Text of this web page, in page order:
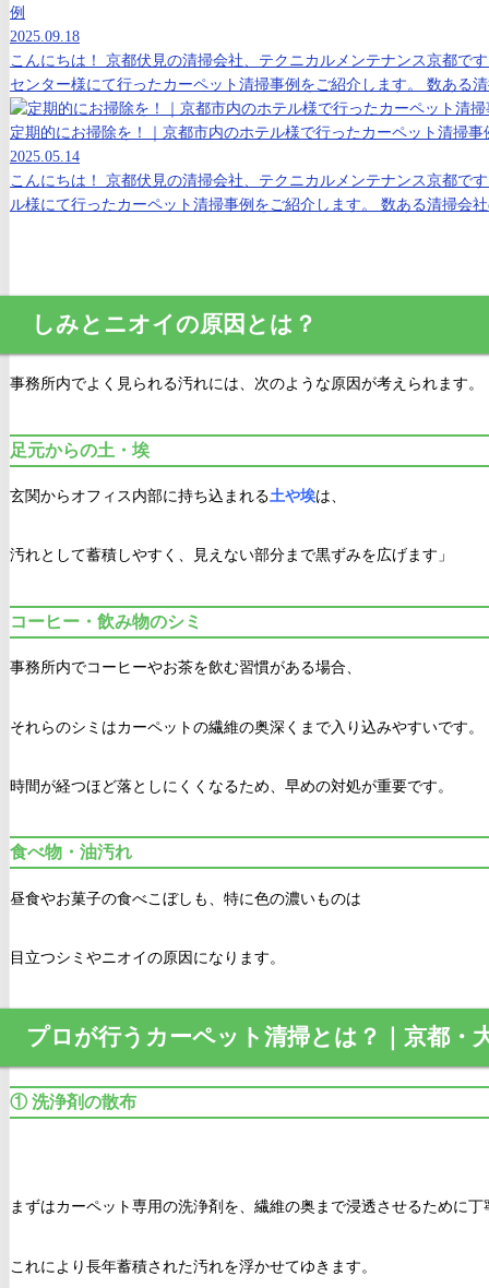
例
2025.09.18
こんにちは！ 京都伏見の清掃会社、テクニカルメンテナンス京都で
センター様にて行ったカーペット清掃事例をご紹介します。 数ある
定期的にお掃除を！｜京都市内のホテル様で行ったカーペット清掃事
2025.05.14
こんにちは！ 京都伏見の清掃会社、テクニカルメンテナンス京都で
ル様にて行ったカーペット清掃事例をご紹介します。 数ある清掃会
しみとニオイの原因とは？
事務所内でよく見られる汚れには、次のような原因が考えられます。
足元からの土・埃
玄関からオフィス内部に持ち込まれる土や埃は、
汚れとして蓄積しやすく、見えない部分まで黒ずみを広げます」
コーヒー・飲み物のシミ
事務所内でコーヒーやお茶を飲む習慣がある場合、
それらのシミはカーペットの繊維の奥深くまで入り込みやすいです。
時間が経つほど落としにくくなるため、早めの対処が重要です。
食べ物・油汚れ
昼食やお菓子の食べこぼしも、特に色の濃いものは
目立つシミやニオイの原因になります。
プロが行うカーペット清掃とは？ ｜京都・
① 洗浄剤の散布
まずはカーペット専用の洗浄剤を、繊維の奥まで浸透させるために
これにより長年蓄積された汚れを浮かせてゆきます。